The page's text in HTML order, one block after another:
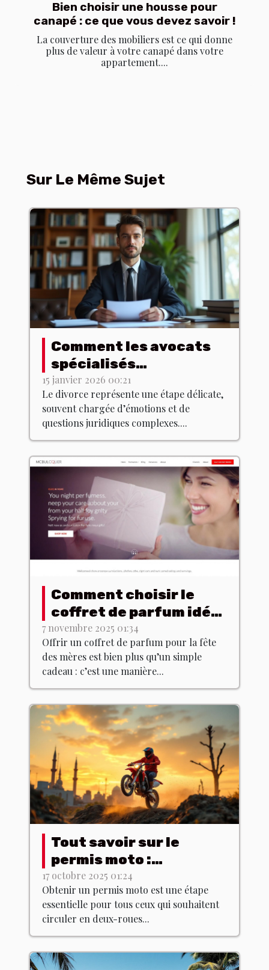
Bien choisir une housse pour
canapé : ce que vous devez savoir !
La couverture des mobiliers est ce qui donne
plus de valeur à votre canapé dans votre
appartement....
Sur Le Même Sujet
Comment les avocats
spécialisés
accompagnent dans
les procédures de
divorce ?
15 janvier 2026 00:21
Le divorce représente une étape délicate,
souvent chargée d’émotions et de
questions juridiques complexes....
Comment choisir le
coffret de parfum idéal
pour la fête des mères
?
7 novembre 2025 01:34
Offrir un coffret de parfum pour la fête
des mères est bien plus qu’un simple
cadeau : c’est une manière...
Tout savoir sur le
permis moto :
formation et examen
17 octobre 2025 01:24
Obtenir un permis moto est une étape
essentielle pour tous ceux qui souhaitent
circuler en deux-roues...